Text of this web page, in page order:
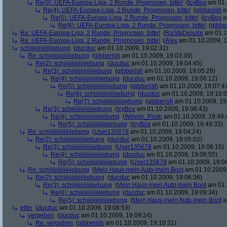
Re(3): UEFA-Europa-Liga, 2 Runde, Prognosen, bitte! ( IcyBox am
Re(4): UEFA-Europa-Liga, 2 Runde, Prognosen, bitte! (gibberish
Re(5): UEFA-Europa-Liga, 2 Runde, Prognosen, bitte! ( IcyBox
Re(6): UEFA-Europa-Liga, 2 Runde, Prognosen, bitte! (
Re: UEFA-Europa-Liga, 2 Runde, Prognosen, bitte! (RaStaDeluXe am
Re: UEFA-Europa-Liga, 2 Runde, Prognosen, bitte! (Alex am 01.10.2009,
schiiiiiiiiiiiiiiiebung (ducduc am 01.10.2009, 19:02:31)
Re: schiiiiiiiiiiiiiiiebung (gibberish am 01.10.2009, 19:03:39)
Re(2): schiiiiiiiiiiiiiiiebung (ducduc am 01.10.2009, 19:04:45)
Re(3): schiiiiiiiiiiiiiiiebung (gibberish am 01.10.2009, 19:05:28)
Re(4): schiiiiiiiiiiiiiiiebung (ducduc am 01.10.2009, 19:06:12)
Re(5): schiiiiiiiiiiiiiiiebung (gibberish am 01.10.2009,
Re(6): schiiiiiiiiiiiiiiiebung (ducduc am 01.10.2009,
Re(7): schiiiiiiiiiiiiiiiebung (gibberish am 01.10.2009,
Re(3): schiiiiiiiiiiiiiiiebung ( IcyBox am 01.10.2009, 19:08:43)
Re(4): schiiiiiiiiiiiiiiiebung (Winnie_Pooh am 01.10.2009,
Re(5): schiiiiiiiiiiiiiiiebung ( IcyBox am 01.10.2009, 19:49:33)
Re: schiiiiiiiiiiiiiiiebung (User135678 am 01.10.2009, 19:04:24)
Re(2): schiiiiiiiiiiiiiiiebung (ducduc am 01.10.2009, 19:05:02)
Re(3): schiiiiiiiiiiiiiiiebung (User135678 am 01.10.2009, 19:06:15)
Re(4): schiiiiiiiiiiiiiiiebung (ducduc am 01.10.2009, 19:06:55)
Re(5): schiiiiiiiiiiiiiiiebung (User135678 am 01.10.2009,
Re: schiiiiiiiiiiiiiiiebung (Mein Haus-mein Auto-mein Boot am
Re(2): schiiiiiiiiiiiiiiiebung (ducduc am 01.10.2009, 19:06:36)
Re(3): schiiiiiiiiiiiiiiiebung (Mein Haus-mein Auto-mein Boot am
Re(4): schiiiiiiiiiiiiiiiebung (ducduc am 01.10.2009, 19:09:34)
Re(5): schiiiiiiiiiiiiiiiebung (Mein Haus-mein Auto-mein Boot
elfer (ducduc am 01.10.2009, 19:08:53)
vergeben (ducduc am 01.10.2009, 19:09:24)
Re: vergeben (gibberish am 01.10.2009, 19:10:31)